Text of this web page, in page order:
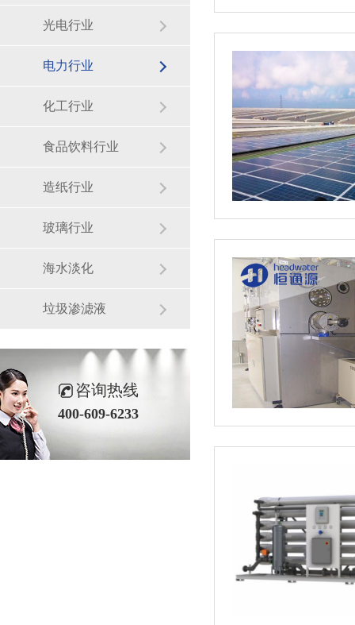
光电行业
电力行业
化工行业
食品饮料行业
造纸行业
玻璃行业
海水淡化
垃圾渗滤液
咨询热线
400-609-6233